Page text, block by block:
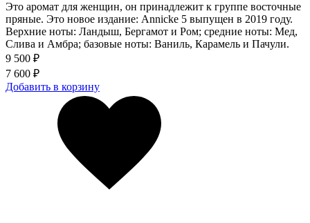
Это аромат для женщин, он принадлежит к группе восточные
пряные. Это новое издание: Annicke 5 выпущен в 2019 году.
Верхние ноты: Ландыш, Бергамот и Ром; средние ноты: Мед,
Слива и Амбра; базовые ноты: Ваниль, Карамель и Пачули.
9 500 ₽
7 600 ₽
Добавить в корзину